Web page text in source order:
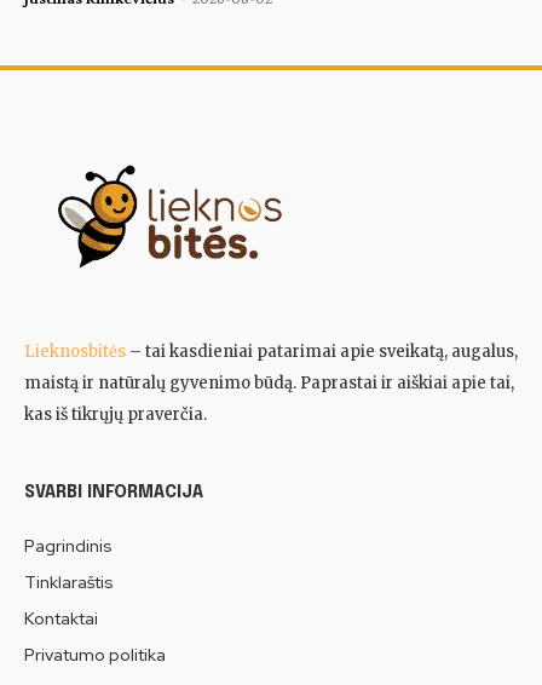
Lieknosbitės – tai kasdieniai patarimai apie sveikatą, augalus,
maistą ir natūralų gyvenimo būdą. Paprastai ir aiškiai apie tai,
kas iš tikrųjų praverčia.
SVARBI INFORMACIJA
Pagrindinis
Tinklaraštis
Kontaktai
Privatumo politika